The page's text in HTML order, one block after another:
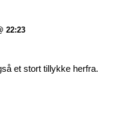
22:23
et stort tillykke herfra.